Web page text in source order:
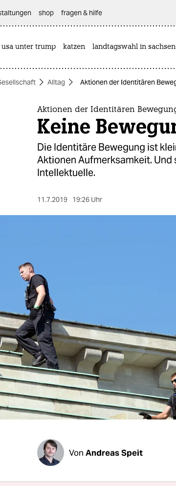
shop fragen & hilfe
usa unter trump katzen landtagswahl in
Alltag Aktionen der Identitären
Aktionen der Identitären
Keine
Die Identitäre Bewegung ist
Aktionen Aufmerksamkeit.
Intellektuelle.
11.7.2019 19:26 Uhr
Von Andreas Speit